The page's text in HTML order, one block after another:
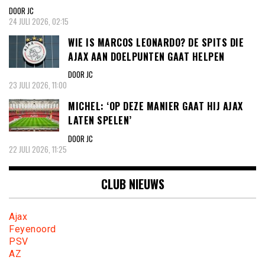
DOOR JC
24 JULI 2026, 02:15
WIE IS MARCOS LEONARDO? DE SPITS DIE
AJAX AAN DOELPUNTEN GAAT HELPEN
DOOR JC
23 JULI 2026, 11:00
MICHEL: ‘OP DEZE MANIER GAAT HIJ AJAX
LATEN SPELEN’
DOOR JC
22 JULI 2026, 11:25
CLUB NIEUWS
Ajax
Feyenoord
PSV
AZ